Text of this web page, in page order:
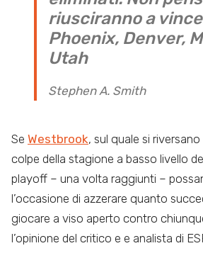
riusciranno a
Phoenix, Denver,
Utah
Stephen A. Smith
Se Westbrook, sul quale si
colpe della stagione a basso livello
playoff – una volta raggiunti –
l’occasione di azzerare quanto
giocare a viso aperto contro
l’opinione del critico e e analista di